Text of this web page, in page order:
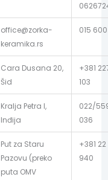
office@zorka-
keramika.rs
015
Cara Dusana 20,
Šid
+381
103
Kralja Petra I,
Inđija
022/
036
Put za Staru
Pazovu (preko
puta OMV
+381
940